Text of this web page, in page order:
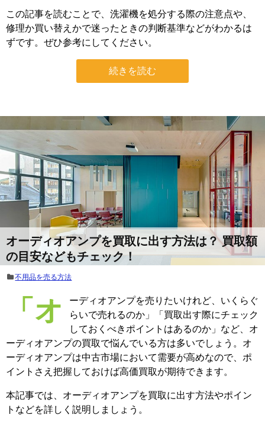
この記事を読むことで、洗濯機を処分する際の注意点や、
修理か買い替えかで迷ったときの判断基準などがわかるは
ずです。ぜひ参考にしてください。
続きを読む
オーディオアンプを買取に出す方法は？ 買取額
の目安などもチェック！
不用品を売る方法
「オーディオアンプを売りたいけれど、いくらぐ
らいで売れるのか」「買取出す際にチェック
しておくべきポイントはあるのか」など、オ
ーディオアンプの買取で悩んでいる方は多いでしょう。オ
ーディオアンプは中古市場において需要が高めなので、ポ
イントさえ把握しておけば高価買取が期待できます。
本記事では、オーディオアンプを買取に出す方法やポイン
トなどを詳しく説明しましょう。